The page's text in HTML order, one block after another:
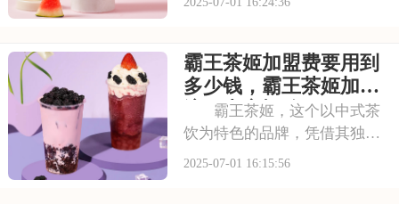
择。走进古茗的店铺，那浓郁
的茶香与清新的果香交织，让
人瞬间放松身心。那么
霸王茶姬加盟费要用到
多少钱，霸王茶姬加盟
流程内容概览
霸王茶姬，这个以中式茶
饮为特色的品牌，凭借其独特
的口感和深厚的文化底蕴，赢
2025-07-01 16:15:56